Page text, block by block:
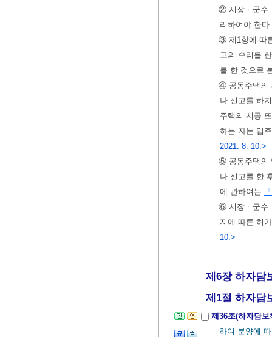
② 시장ㆍ군수
리하여야 한
③ 제1항에 따
고의 수리를
를 한 것으로
④ 공동주택의
나 신고를 하
주택의 시공
하는 자는 입
2021. 8. 10.>
⑤ 공동주택의
나 신고를 한
에 관하여는
⑥ 시장ㆍ군수
지에 따른 허
10.>
제6장 하자담보
제1절 하자담보
제36조(하자담
하여 분양에